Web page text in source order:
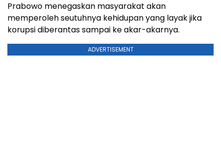
Prabowo menegaskan masyarakat akan
memperoleh seutuhnya kehidupan yang layak jika
korupsi diberantas sampai ke akar-akarnya.
ADVERTISEMENT